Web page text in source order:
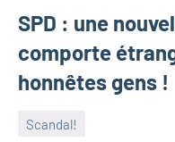
SPD : une
comporte
honnêtes gens !
Scandal!